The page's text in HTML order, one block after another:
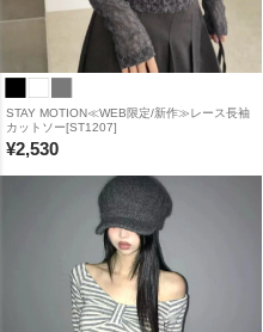
STAY MOTION≪WEB限定/新作≫レース長袖
カットソー[ST1207]
¥2,530